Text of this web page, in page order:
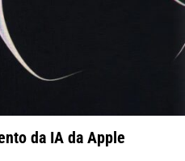
da IA ​​da Apple